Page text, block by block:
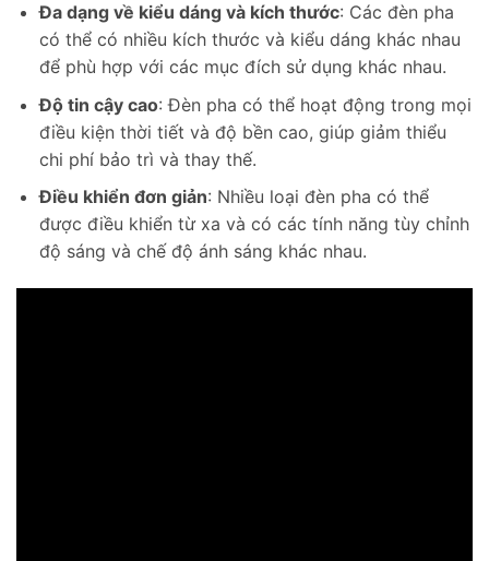
Đa dạng về kiểu dáng và kích thước: Các đèn pha
có thể có nhiều kích thước và kiểu dáng khác nhau
để phù hợp với các mục đích sử dụng khác nhau.
Độ tin cậy cao: Đèn pha có thể hoạt động trong mọi
điều kiện thời tiết và độ bền cao, giúp giảm thiểu
chi phí bảo trì và thay thế.
Điều khiển đơn giản: Nhiều loại đèn pha có thể
được điều khiển từ xa và có các tính năng tùy chỉnh
độ sáng và chế độ ánh sáng khác nhau.